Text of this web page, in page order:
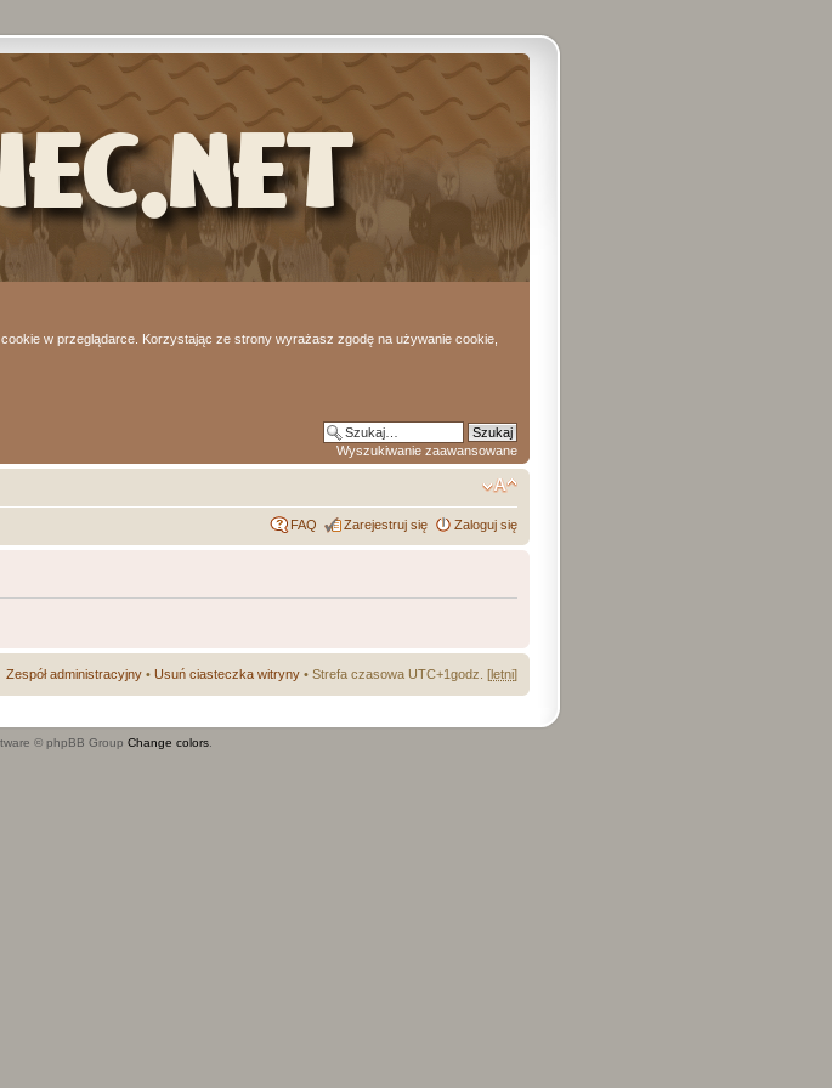
w przeglądarce. Korzystając ze strony wyrażasz zgodę na używanie cookie,
Wyszukiwanie zaawansowane
FAQ Zarejestruj się Zaloguj się
Zespół administracyjny • Usuń ciasteczka witryny • Strefa czasowa UTC+1godz. [letni]
© phpBB Group Change colors.